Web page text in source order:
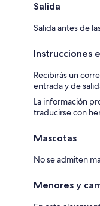
Salida
Salida antes de
Instrucciones
Recibirás un
entrada y de
La información
traducirse con
Mascotas
No se admiten
Menores y